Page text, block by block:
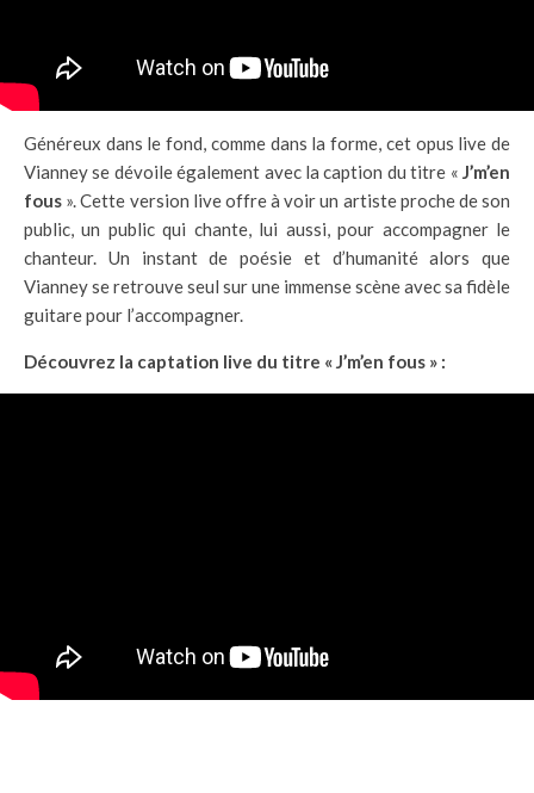
Généreux dans le fond, comme dans la forme, cet opus live de
Vianney se dévoile également avec la caption du titre « J’m’en
fous ». Cette version live offre à voir un artiste proche de son
public, un public qui chante, lui aussi, pour accompagner le
chanteur. Un instant de poésie et d’humanité alors que
Vianney se retrouve seul sur une immense scène avec sa fidèle
guitare pour l’accompagner.
Découvrez la captation live du titre « J’m’en fous » :